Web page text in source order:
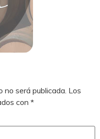
no será publicada. Los
con *